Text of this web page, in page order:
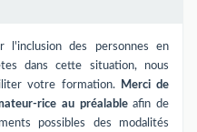
des personnes en
dans cette situation, nous
votre formation. Merci de
rice au préalableafin de
possibles des modalités